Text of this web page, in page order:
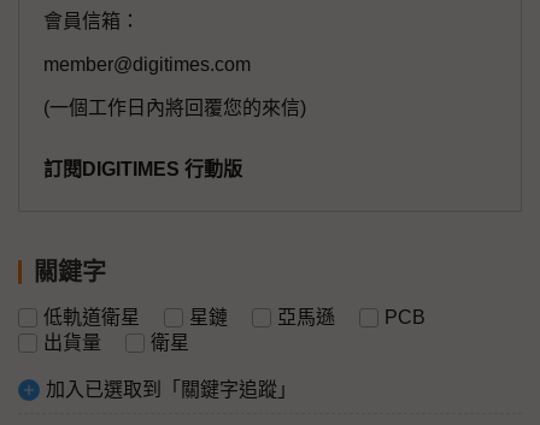
會員信箱：
member@digitimes.com
(一個工作日內將回覆您的來信)
訂閱DIGITIMES 行動版
關鍵字
低軌道衛星 星鏈 亞馬遜
PCB
出貨量
衛星
加入已選取到「關鍵字追蹤」